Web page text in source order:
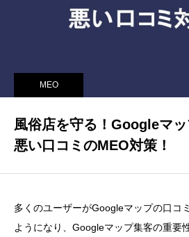
MEO
風俗店を守る！Googleマ
悪い口コミのMEO対策！
多くのユーザーがGoogleマップの口コ
ようになり、Googleマップ集客の重要